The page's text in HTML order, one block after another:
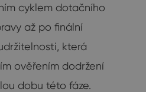
cyklem dotačního
až po finální
která
ověřením dodržení
dobu této fáze.